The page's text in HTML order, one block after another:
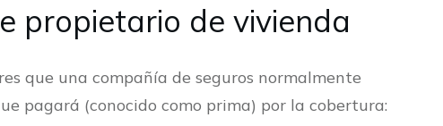
propietario de vivienda
que una compañía de seguros normalmente
pagará (conocido como prima) por la cobertura: